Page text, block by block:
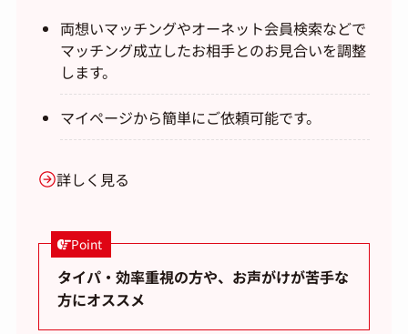
両想いマッチングやオーネット会員検索などで
マッチング成立したお相手とのお見合いを調整
します。
マイページから簡単にご依頼可能です。
詳しく見る
Point
タイパ・効率重視の方や、お声がけが苦手な
方にオススメ